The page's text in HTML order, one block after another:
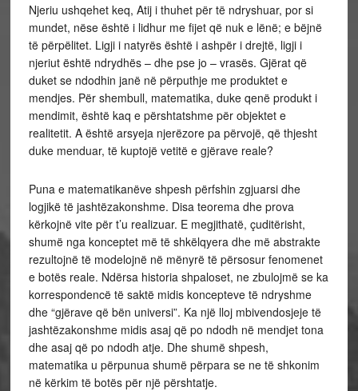
Njeriu ushqehet keq, Atij i thuhet për të ndryshuar, por si
mundet, nëse është i lidhur me fijet që nuk e lënë; e bëjnë
të përpëlitet. Ligji i natyrës është i ashpër i drejtë, ligji i
njeriut është ndrydhës – dhe pse jo – vrasës. Gjërat që
duket se ndodhin janë në përputhje me produktet e
mendjes. Për shembull, matematika, duke qenë produkt i
mendimit, është kaq e përshtatshme për objektet e
realitetit. A është arsyeja njerëzore pa përvojë, që thjesht
duke menduar, të kuptojë vetitë e gjërave reale?
Puna e matematikanëve shpesh përfshin zgjuarsi dhe
logjikë të jashtëzakonshme. Disa teorema dhe prova
kërkojnë vite për t’u realizuar. E megjithatë, çuditërisht,
shumë nga konceptet më të shkëlqyera dhe më abstrakte
rezultojnë të modelojnë në mënyrë të përsosur fenomenet
e botës reale. Ndërsa historia shpaloset, ne zbulojmë se ka
korrespondencë të saktë midis koncepteve të ndryshme
dhe “gjërave që bën universi”. Ka një lloj mbivendosjeje të
jashtëzakonshme midis asaj që po ndodh në mendjet tona
dhe asaj që po ndodh atje. Dhe shumë shpesh,
matematika u përpunua shumë përpara se ne të shkonim
në kërkim të botës për një përshtatje.